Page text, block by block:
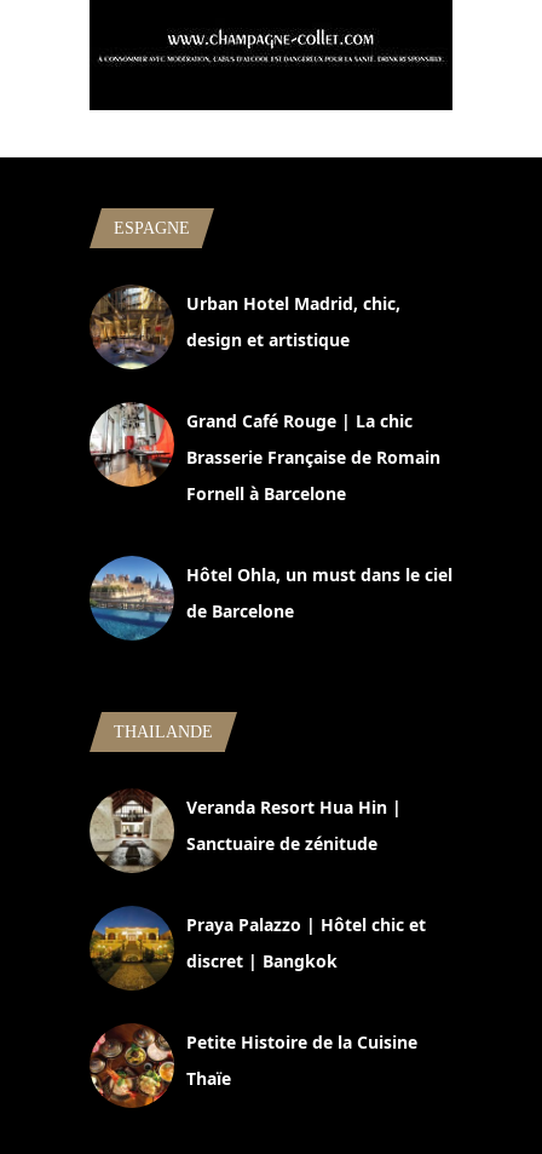
ESPAGNE
Urban Hotel Madrid, chic,
design et artistique
Grand Café Rouge | La chic
Brasserie Française de Romain
Fornell à Barcelone
Hôtel Ohla, un must dans le ciel
de Barcelone
THAILANDE
Veranda Resort Hua Hin |
Sanctuaire de zénitude
Praya Palazzo | Hôtel chic et
discret | Bangkok
Petite Histoire de la Cuisine
Thaïe